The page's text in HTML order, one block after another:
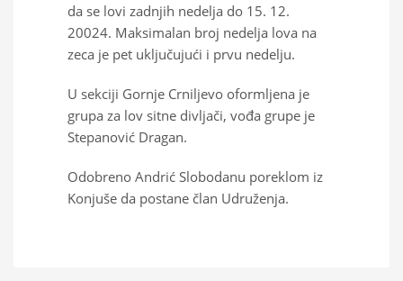
da se lovi zadnjih nedelja do 15. 12.
20024. Maksimalan broj nedelja lova na
zeca je pet uključujući i prvu nedelju.
U sekciji Gornje Crniljevo oformljena je
grupa za lov sitne divljači, vođa grupe je
Stepanović Dragan.
Odobreno Andrić Slobodanu poreklom iz
Konjuše da postane član Udruženja.